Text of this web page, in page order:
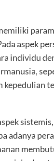
aspek
individu
kepedulian
adanya